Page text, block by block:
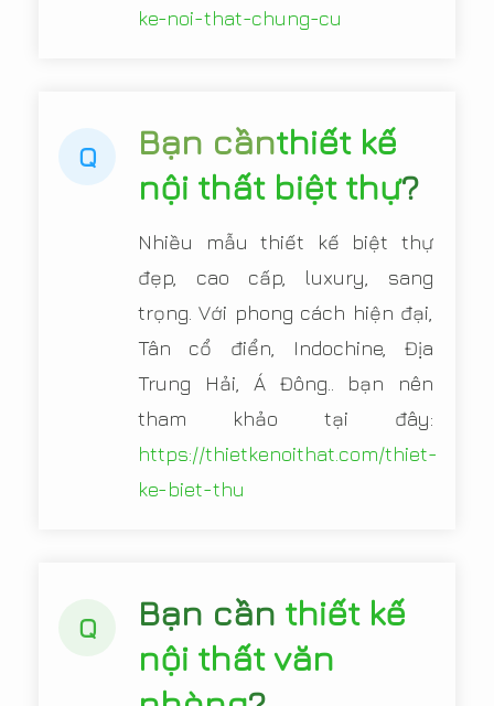
ke-noi-that-chung-cu
Q Bạn cầnthiết kế
nội thất biệt thự?
Nhiều mẫu thiết kế biệt thự
đẹp, cao cấp, luxury, sang
trọng. Với phong cách hiện đại,
Tân cổ điển, Indochine, Địa
Trung Hải, Á Đông.. bạn nên
tham khảo tại đây:
https://thietkenoithat.com/thiet-
ke-biet-thu
Q Bạn cần thiết kế
nội thất văn